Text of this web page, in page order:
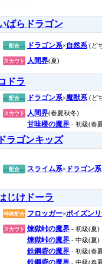
ばらドラゴン
配合 ドラゴン系×自然系 (ど
スカウト 人間界(夏)
ドラ
配合 ドラゴン系×魔獣系 (ど
スカウト 人間界(春夏秋冬)
甘味楼の魔界 - 初級(春
ドラゴンキッズ
配合 スライム系× ドラゴン系
じけドーラ
特殊配合 フロッガー×ポイズン
スカウト 煉獄峠の魔界 - 初級(夏)
煉獄峠の魔界 - 中級(夏)
鉄鋼砦の魔界 - 初級(春
鉄鋼砦の魔界 - 中級(春